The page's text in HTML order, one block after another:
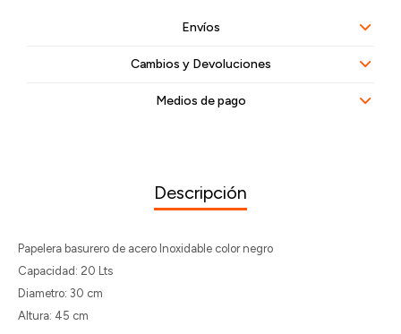
Envíos
Cambios y Devoluciones
Medios de pago
Descripción
Papelera basurero de acero Inoxidable color negro
Capacidad: 20 Lts
Diametro: 30 cm
Altura: 45 cm